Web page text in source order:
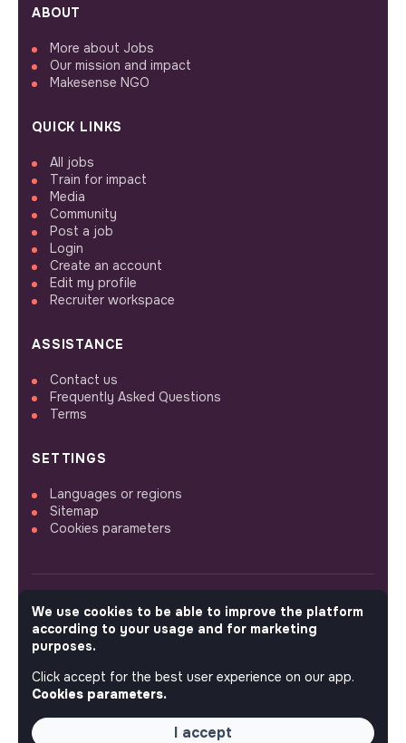
ABOUT
More about Jobs
Our mission and impact
Makesense NGO
QUICK LINKS
All jobs
Train for impact
Media
Community
Post a job
Login
Create an account
Edit my profile
Recruiter workspace
ASSISTANCE
Contact us
Frequently Asked Questions
Terms
SETTINGS
Languages or regions
Sitemap
Cookies parameters
FOLLOW US
© 2026 jobs that makesense.
We use cookies to be able to improve the platform
according to your usage and for marketing
purposes.
Click accept for the best user experience on our app.
Cookies parameters.
I accept